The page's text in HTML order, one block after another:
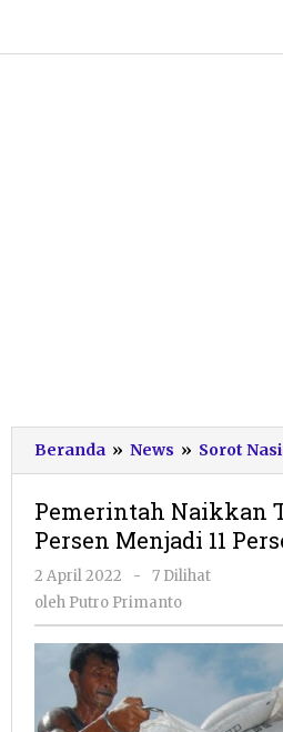
konten
Beranda » News » Sorot
Pemerintah Naikkan
Persen Menjadi 11
2 April 2022
oleh
Putro
-
7 Dilihat
oleh Putro Primanto